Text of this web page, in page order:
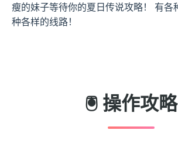
瘦的妹子等待你的夏日传说攻略！ 有各
种各样的线路！
🖲️ 操作攻略